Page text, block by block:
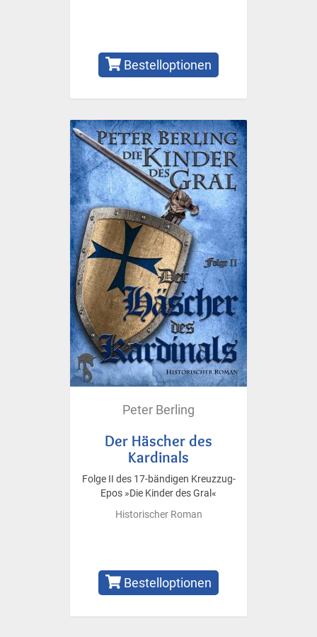
Bestelloptionen
Peter Berling
Der Häscher des
Kardinals
Folge II des 17-bändigen Kreuzzug-
Epos »Die Kinder des Gral«
Historischer Roman
Bestelloptionen